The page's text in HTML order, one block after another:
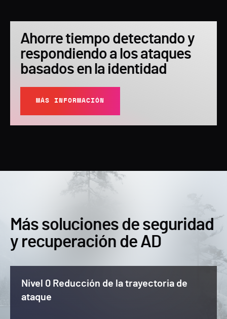
Ahorre tiempo detectando y
respondiendo a los ataques
basados en la identidad
MÁS INFORMACIÓN
Más soluciones de seguridad
y recuperación de AD
Nivel 0 Reducción de la trayectoria de
ataque